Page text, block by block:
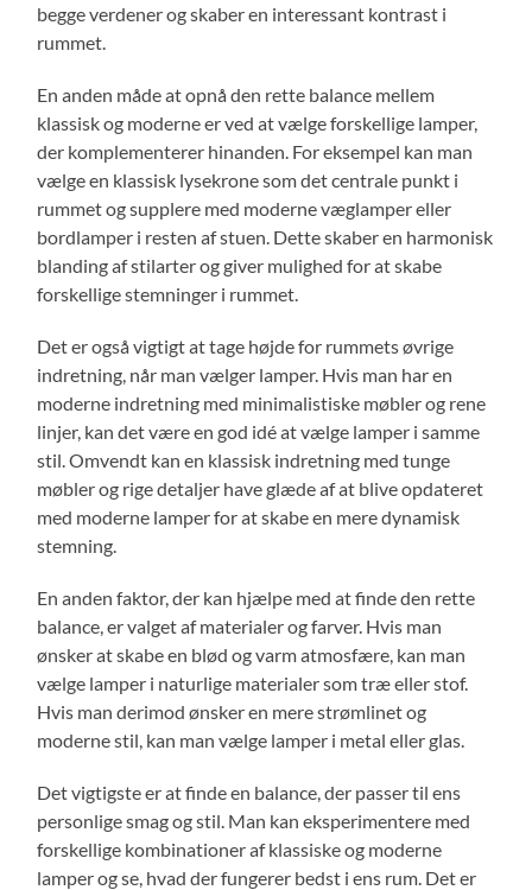
begge verdener og skaber en interessant kontrast i
rummet.
En anden måde at opnå den rette balance mellem
klassisk og moderne er ved at vælge forskellige lamper,
der komplementerer hinanden. For eksempel kan man
vælge en klassisk lysekrone som det centrale punkt i
rummet og supplere med moderne væglamper eller
bordlamper i resten af stuen. Dette skaber en harmonisk
blanding af stilarter og giver mulighed for at skabe
forskellige stemninger i rummet.
Det er også vigtigt at tage højde for rummets øvrige
indretning, når man vælger lamper. Hvis man har en
moderne indretning med minimalistiske møbler og rene
linjer, kan det være en god idé at vælge lamper i samme
stil. Omvendt kan en klassisk indretning med tunge
møbler og rige detaljer have glæde af at blive opdateret
med moderne lamper for at skabe en mere dynamisk
stemning.
En anden faktor, der kan hjælpe med at finde den rette
balance, er valget af materialer og farver. Hvis man
ønsker at skabe en blød og varm atmosfære, kan man
vælge lamper i naturlige materialer som træ eller stof.
Hvis man derimod ønsker en mere strømlinet og
moderne stil, kan man vælge lamper i metal eller glas.
Det vigtigste er at finde en balance, der passer til ens
personlige smag og stil. Man kan eksperimentere med
forskellige kombinationer af klassiske og moderne
lamper og se, hvad der fungerer bedst i ens rum. Det er